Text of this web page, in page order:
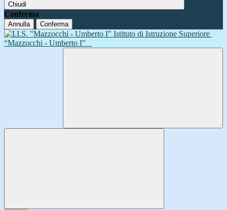
Chiudi
Conferma
Annulla Conferma
Istituto di Istruzione Superiore
“Mazzocchi - Umberto I”